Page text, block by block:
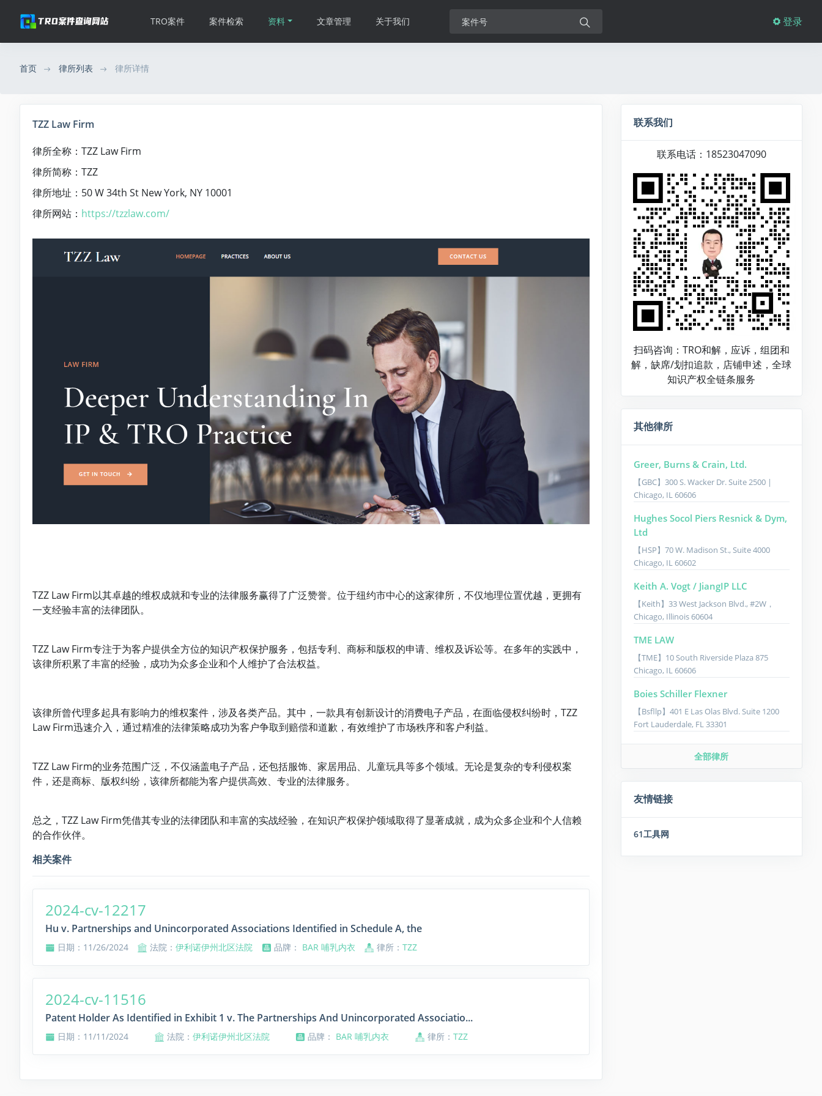
TRO案件 案件检索 资料 文章管理 关于我们 登录
首页 律所列表 律所详情
TZZ Law Firm
律所全称：TZZ Law Firm
律所简称：TZZ
律所地址：50 W 34th St New York, NY 10001
律所网站： https://tzzlaw.com/
TZZ Law Firm以其卓越的维权成就和专业的法律服务赢得了广泛赞誉。位于纽约市中心的这家律所，不仅地理位置优越，更拥有
一支经验丰富的法律团队。
TZZ Law Firm专注于为客户提供全方位的知识产权保护服务，包括专利、商标和版权的申请、维权及诉讼等。在多年的实践中，
该律所积累了丰富的经验，成功为众多企业和个人维护了合法权益。
该律所曾代理多起具有影响力的维权案件，涉及各类产品。其中，一款具有创新设计的消费电子产品，在面临侵权纠纷时，TZZ
Law Firm迅速介入，通过精准的法律策略成功为客户争取到赔偿和道歉，有效维护了市场秩序和客户利益。
TZZ Law Firm的业务范围广泛，不仅涵盖电子产品，还包括服饰、家居用品、儿童玩具等多个领域。无论是复杂的专利侵权案
件，还是商标、版权纠纷，该律所都能为客户提供高效、专业的法律服务。
总之，TZZ Law Firm凭借其专业的法律团队和丰富的实战经验，在知识产权保护领域取得了显著成就，成为众多企业和个人信赖
的合作伙伴。
相关案件
2024-cv-12217
Hu v. Partnerships and Unincorporated Associations Identified in Schedule A, the
日期：11/26/2024 法院： 伊利诺伊州北区法院 品牌： BAR 哺乳内衣 律所： TZZ
2024-cv-11516
Patent Holder As Identified in Exhibit 1 v. The Partnerships And Unincorporated Associatio...
日期：11/11/2024 法院： 伊利诺伊州北区法院 品牌： BAR 哺乳内衣 律所： TZZ
联系我们
联系电话：18523047090
扫码咨询：TRO和解，应诉，组团和
解，缺席/划扣追款，店铺申述，全球
知识产权全链条服务
其他律所
Greer, Burns & Crain, Ltd.
【GBC】300 S. Wacker Dr. Suite 2500 |
Chicago, IL 60606
Hughes Socol Piers Resnick & Dym,
Ltd
【HSP】70 W. Madison St., Suite 4000​ ​
Chicago, IL 60602
Keith A. Vogt / JiangIP LLC
【Keith】33 West Jackson Blvd., #2W，
Chicago, Illinois 60604
TME LAW
【TME】10 South Riverside Plaza 875
Chicago, IL 60606
Boies Schiller Flexner
【Bsfllp】401 E Las Olas Blvd. Suite 1200
Fort Lauderdale, FL 33301
全部律所
友情链接
61工具网